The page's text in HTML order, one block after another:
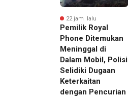
22 jam lalu
Pemilik Royal
Phone Ditemukan
Meninggal di
Dalam Mobil, Polisi
Selidiki Dugaan
Keterkaitan
dengan Pencurian